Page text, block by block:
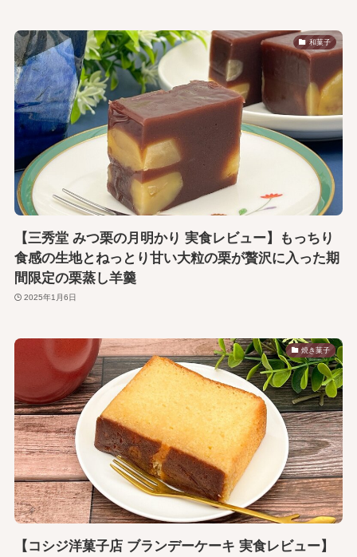
和菓子
【三秀堂 みつ栗の月明かり 実食レビュー】もっちり
食感の生地とねっとり甘い大粒の栗が贅沢に入った期
間限定の栗蒸し羊羹
2025年1月6日
焼き菓子
【コシジ洋菓子店 ブランデーケーキ 実食レビュー】